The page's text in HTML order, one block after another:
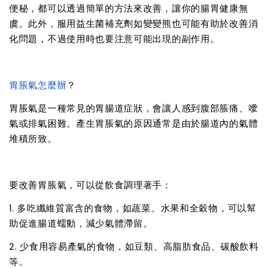
便秘，都可以透過簡單的方法來改善，讓你的腸胃健康無
虞。此外，服用益生菌補充劑如變變熊也可能有助於改善消
化問題，不過使用時也要注意可能出現的副作用。
胃脹氣怎麼辦 ？
胃脹氣是一種常見的胃腸道症狀，會讓人感到腹部脹痛、噯
氣或排氣困難。產生胃脹氣的原因通常是由於腸道內的氣體
堆積所致。
要改善胃脹氣，可以從飲食調理著手：
1. 多吃纖維質富含的食物，如蔬菜、水果和全穀物，可以幫
助促進腸道蠕動，減少氣體滯留。
2. 少食用容易產氣的食物，如豆類、高脂肪食品、碳酸飲料
等。